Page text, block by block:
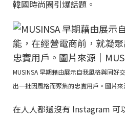
韓國時尚圈引爆話題。
MUSINSA 早期藉由展示自我風格與同好
出一批因風格而聚集的忠實用戶。圖片來
在人人都還沒有 Instagram 可